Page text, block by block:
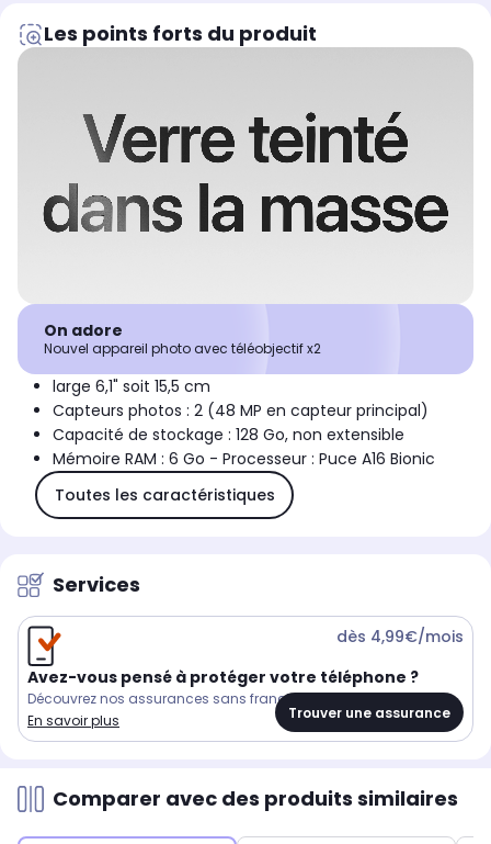
Les points forts du produit
On adore
Nouvel appareil photo avec téléobjectif x2
large 6,1" soit 15,5 cm
Capteurs photos : 2 (48 MP en capteur principal)
Capacité de stockage : 128 Go, non extensible
Mémoire RAM : 6 Go - Processeur : Puce A16 Bionic
Toutes les caractéristiques
Services
Avez-vous pensé à protéger votre téléphone ?
Découvrez nos assurances sans franchise
En savoir plus
dès 4,99€/mois
Trouver une assurance
Comparer avec des produits similaires